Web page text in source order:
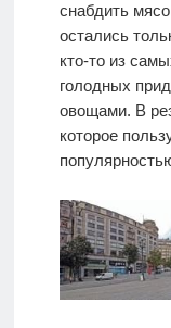
снабдить
остались
кто-то из
голодных
овощами. В
которое